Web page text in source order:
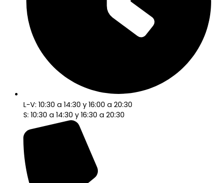
L-V: 10:30 a 14:30 y 16:00 a 20:30
S: 10:30 a 14:30 y 16:30 a 20:30